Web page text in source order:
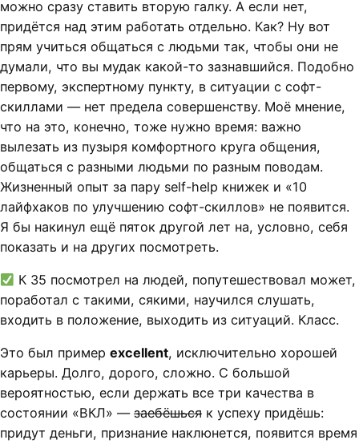
можно сразу ставить вторую галку. А если нет,
придётся над этим работать отдельно. Как? Ну вот
прям учиться общаться с людьми так, чтобы они не
думали, что вы мудак какой-то зазнавшийся. Подобно
первому, экспертному пункту, в ситуации с софт-
скиллами — нет предела совершенству. Моё мнение,
что на это, конечно, тоже нужно время: важно
вылезать из пузыря комфортного круга общения,
общаться с разными людьми по разным поводам.
Жизненный опыт за пару self-help книжек и «10
лайфхаков по улучшению софт-скиллов» не появится.
Я бы накинул ещё пяток другой лет на, условно, себя
показать и на других посмотреть.
К 35 посмотрел на людей, попутешествовал может,
поработал с такими, сякими, научился слушать,
входить в положение, выходить из ситуаций. Класс.
Это был пример excellent, исключительно хорошей
карьеры. Долго, дорого, сложно. С большой
вероятностью, если держать все три качества в
состоянии «ВКЛ» — заебёшься к успеху придёшь:
придут деньги, признание наклюнется, появится время